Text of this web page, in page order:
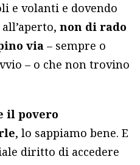
e volanti e dovendo
non di rado
via – sempre o
– o che non trovino
il povero
, lo sappiamo bene. E
diritto di accedere